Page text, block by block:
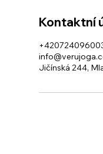
Kontaktní
Jičínská 244,